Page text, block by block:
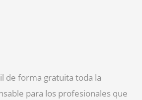
de forma gratuita toda la
para los profesionales que